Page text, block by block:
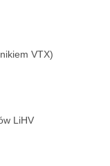
VTX)
LiHV